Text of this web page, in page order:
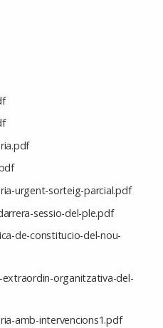
urgent-sorteig-parcial.pdf
sessio-del-ple.pdf
de-constitucio-del-nou-
extraordin-organitzativa-del-
amb-intervencions1.pdf